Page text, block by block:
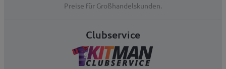
Preise für Großhandelskunden.
Clubservice